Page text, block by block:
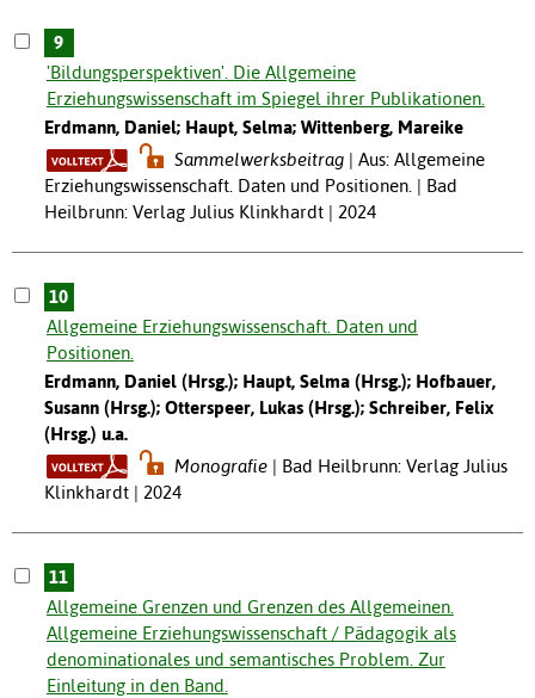
9
'Bildungsperspektiven'. Die Allgemeine
Erziehungswissenschaft im Spiegel ihrer Publikationen.
Erdmann, Daniel; Haupt, Selma; Wittenberg, Mareike
Sammelwerksbeitrag
Aus: Allgemeine
Erziehungswissenschaft. Daten und Positionen. | Bad
Heilbrunn: Verlag Julius Klinkhardt | 2024
10
Allgemeine Erziehungswissenschaft. Daten und
Positionen.
Erdmann, Daniel (Hrsg.); Haupt, Selma (Hrsg.); Hofbauer,
Susann (Hrsg.); Otterspeer, Lukas (Hrsg.); Schreiber, Felix
(Hrsg.) u.a.
Monografie
Bad Heilbrunn: Verlag Julius
Klinkhardt | 2024
11
Allgemeine Grenzen und Grenzen des Allgemeinen.
Allgemeine Erziehungswissenschaft / Pädagogik als
denominationales und semantisches Problem. Zur
Einleitung in den Band.